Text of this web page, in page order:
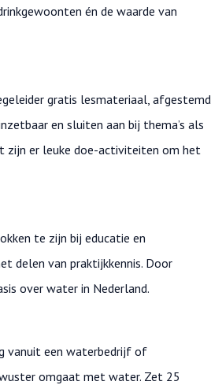
én de waarde van
gratis lesmateriaal, afgestemd
en sluiten aan bij thema’s als
zijn er leuke doe-activiteiten om het
te zijn bij educatie en
delen van praktijkkennis. Door
over water in Nederland.
vanuit een waterbedrijf of
omgaat met water. Zet 25